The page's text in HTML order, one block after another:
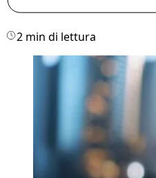
2 min di lettura